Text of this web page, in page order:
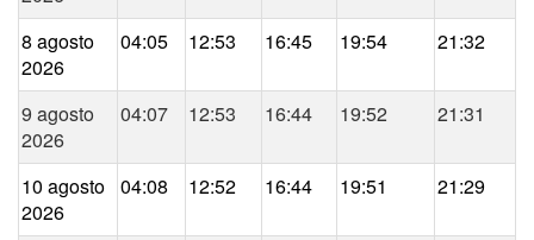
8 agosto
2026
04:05 12:53 16:45 19:54 21:32
9 agosto
2026
04:07 12:53 16:44 19:52 21:31
10 agosto
2026
04:08 12:52 16:44 19:51 21:29